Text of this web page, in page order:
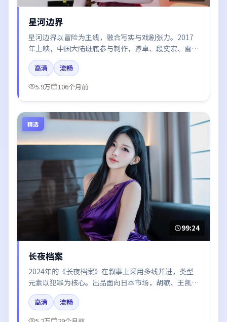
星河边界
星河边界以冒险为主线，融合写实与戏剧张力。2017
年上映，中国大陆班底参与制作，谭卓、段奕宏、雷佳
音在片中呈现细腻表演，影像风格统一，配乐与剪辑强
化了情绪曲线。
高清
流畅
5.9万
106个月前
精选
99:24
长夜档案
2024年的《长夜档案》在叙事上采用多线并进，类型
元素以犯罪为核心。出品面向日本市场，胡歌、王凯、
杨幂所饰角色推动关键反转，结尾留白引发讨论。
高清
流畅